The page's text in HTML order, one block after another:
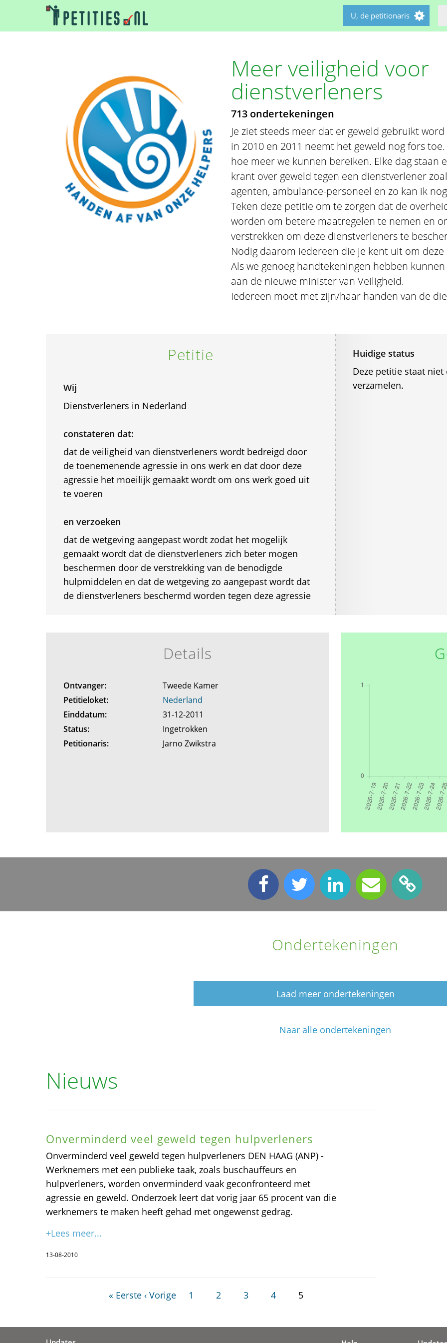
U, de petitionaris
Meer veiligheid voor
dienstverleners
713 ondertekeningen
Je ziet steeds meer dat er geweld gebruikt
in 2010 en 2011 neemt het geweld nog fors
hoe meer we kunnen bereiken. Elke dag staan
krant over geweld tegen een dienstverlener
agenten, ambulance-personeel en zo kan ik
Teken deze petitie om te zorgen dat de
worden om betere maatregelen te nemen en
verstrekken om deze dienstverleners te
Nodig daarom iedereen die je kent uit om
Als we genoeg handtekeningen hebben
aan de nieuwe minister van Veiligheid.
Iedereen moet met zijn/haar handen van de
Petitie
Wij
Dienstverleners in Nederland
constateren dat:
dat de veiligheid van dienstverleners wordt bedreigd door
de toenemenende agressie in ons werk en dat door deze
agressie het moeilijk gemaakt wordt om ons werk goed uit
te voeren
en verzoeken
dat de wetgeving aangepast wordt zodat het mogelijk
gemaakt wordt dat de dienstverleners zich beter mogen
beschermen door de verstrekking van de benodigde
hulpmiddelen en dat de wetgeving zo aangepast wordt dat
de dienstverleners beschermd worden tegen deze agressie
Huidige status
Deze petitie staat
verzamelen.
Details
Ontvanger:
Tweede Kamer
Petitieloket:
Nederland
Einddatum:
31-12-2011
Status:
Ingetrokken
Petitionaris:
Jarno Zwikstra
Ondertekeningen
Laad meer ondertekeningen
Naar alle ondertekeningen
Nieuws
Onverminderd veel geweld tegen hulpverleners
Onverminderd veel geweld tegen hulpverleners DEN HAAG (ANP) -
Werknemers met een publieke taak, zoals buschauffeurs en
hulpverleners, worden onverminderd vaak geconfronteerd met
agressie en geweld. Onderzoek leert dat vorig jaar 65 procent van die
werknemers te maken heeft gehad met ongewenst gedrag.
+Lees meer...
13-08-2010
« Eerste ‹ Vorige 1 2 3 4 5